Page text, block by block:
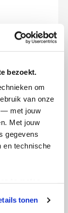
bezoekt.
om
van onze
— met jouw
Met jouw
gegevens
en technische
wijzigen of
tonen
Streefbedrag
€500